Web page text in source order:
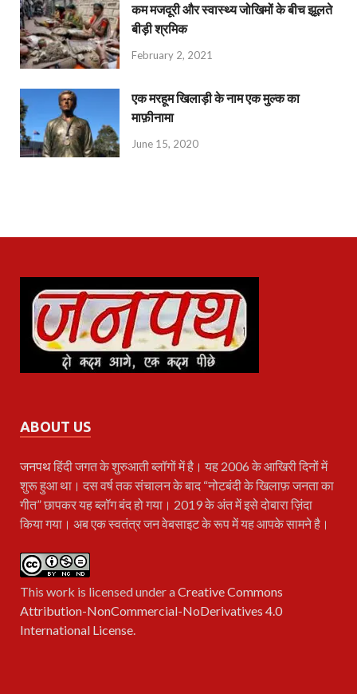
कम मजदूरी और स्वास्थ्य जोखिमों के बीच झूलते
बीड़ी श्रमिक
February 2, 2021
एक मरहूम खिलाड़ी के नाम एक मुल्क का
माफ़ीनामा
June 15, 2020
ABOUT US
जनपथहिंदी जगत के शुरुआती ब्लॉगों में है। यह 2006 के आखिरी दिनों में
शुरू हुआ था। दस वर्ष तक संचालन के बाद “नोटबंदी के खिलाफ़ जनता का
गीत” छापकर यह ब्लॉग बंद हो गया। 2019 के अंत में इसे दोबारा ज़िंदा
किया गया। अब एक स्वतंत्र जन वेबसाइट के रूप में यह आपके सामने है।
This work is licensed under aCreative Commons
Attribution-NonCommercial-NoDerivatives 4.0
International License